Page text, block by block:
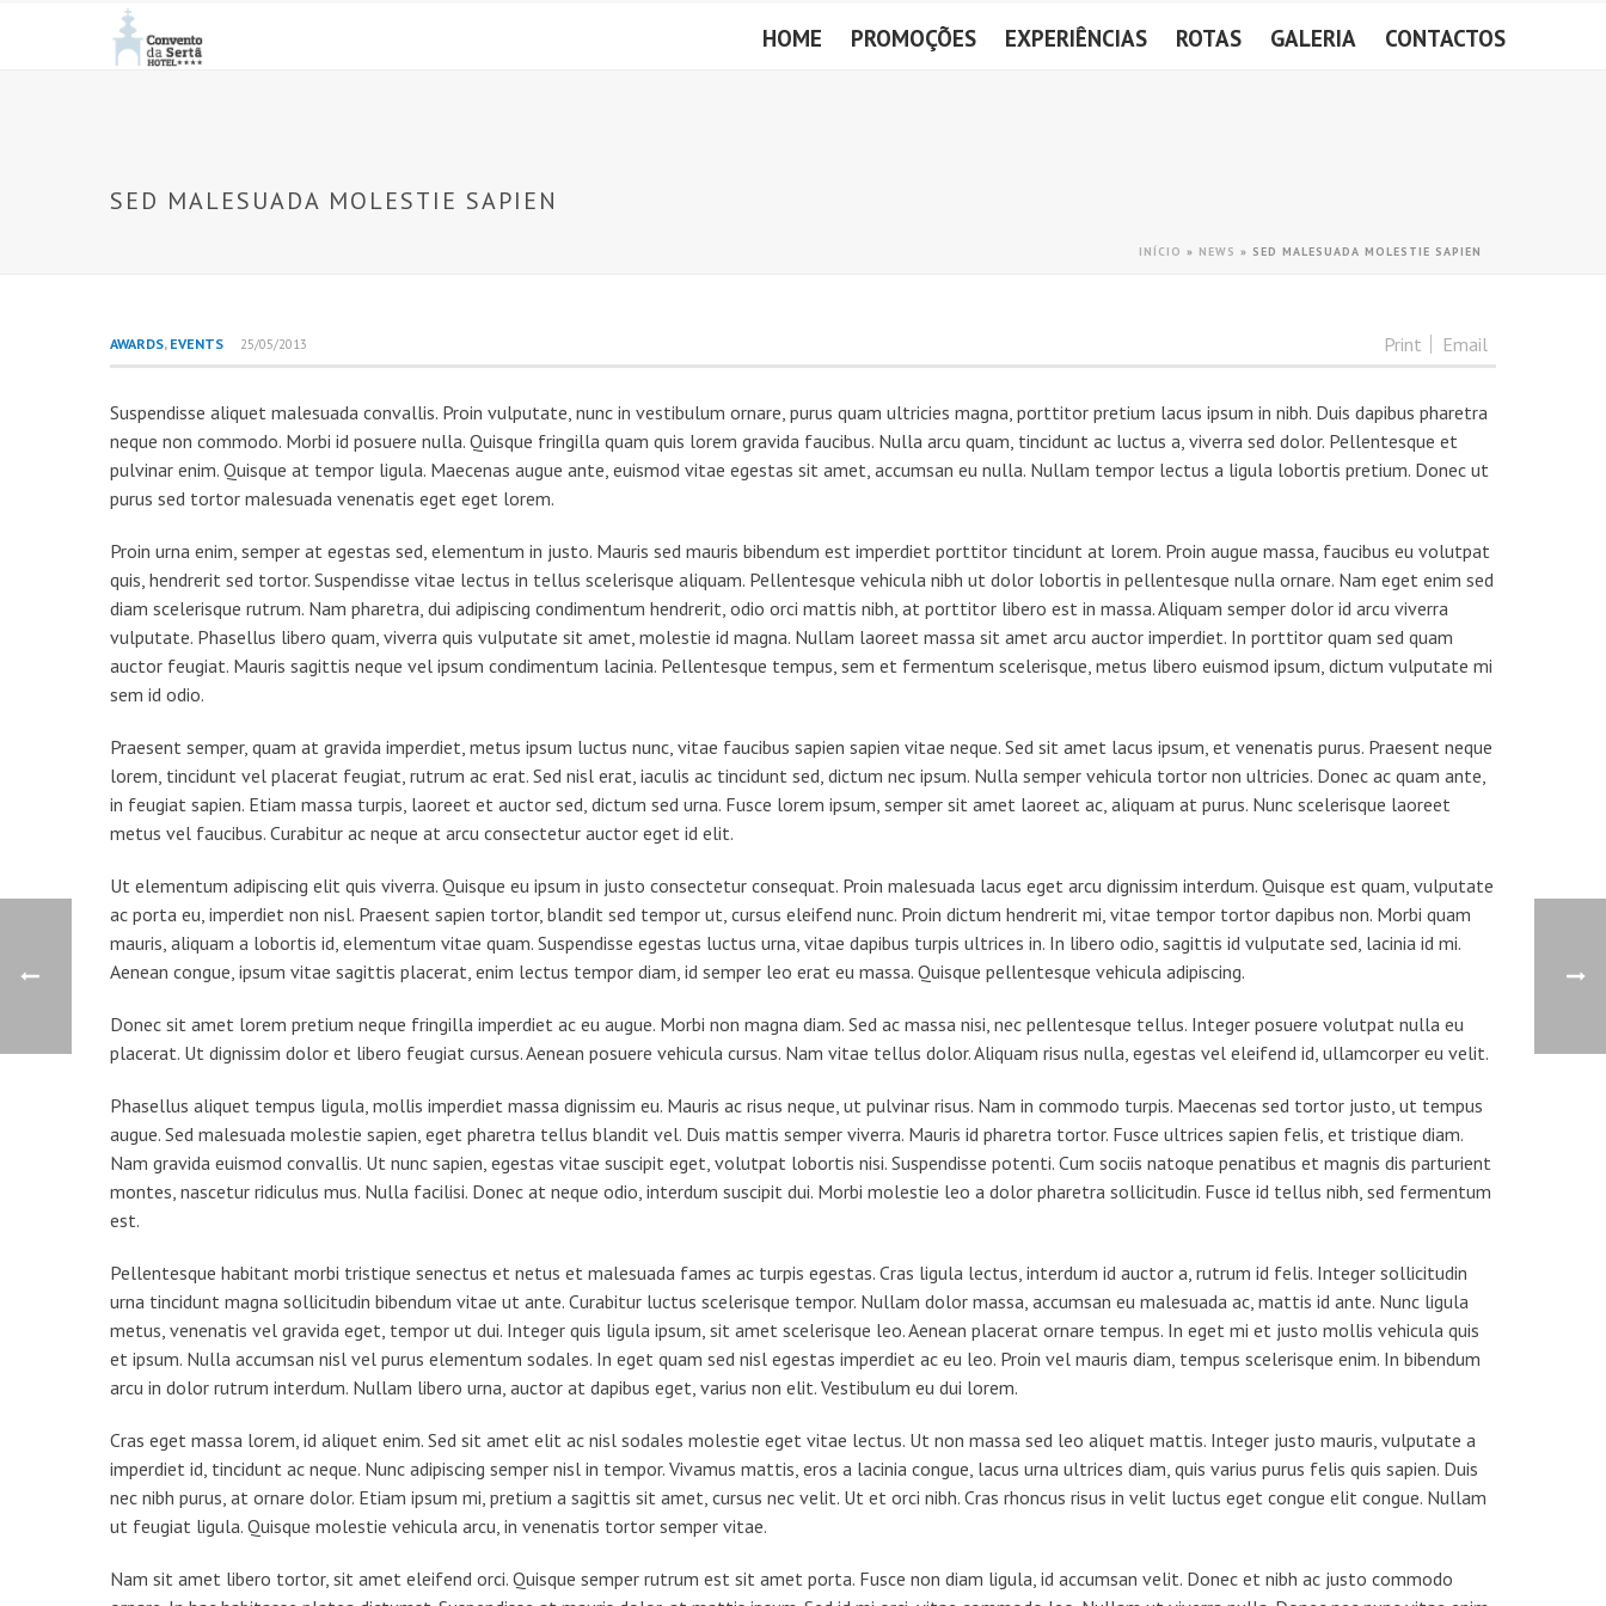
HOME PROMOÇÕES EXPERIÊNCIAS ROTAS GALERIA CONTACTOS
SED MALESUADA MOLESTIE SAPIEN
INÍCIO » NEWS » SED MALESUADA MOLESTIE SAPIEN
Print Email
AWARDS, EVENTS 25/05/2013
Suspendisse aliquet malesuada convallis. Proin vulputate, nunc in vestibulum ornare, purus quam ultricies magna, porttitor pretium lacus ipsum in nibh. Duis dapibus pharetra
neque non commodo. Morbi id posuere nulla. Quisque fringilla quam quis lorem gravida faucibus. Nulla arcu quam, tincidunt ac luctus a, viverra sed dolor. Pellentesque et
pulvinar enim. Quisque at tempor ligula. Maecenas augue ante, euismod vitae egestas sit amet, accumsan eu nulla. Nullam tempor lectus a ligula lobortis pretium. Donec ut
purus sed tortor malesuada venenatis eget eget lorem.
Proin urna enim, semper at egestas sed, elementum in justo. Mauris sed mauris bibendum est imperdiet porttitor tincidunt at lorem. Proin augue massa, faucibus eu volutpat
quis, hendrerit sed tortor. Suspendisse vitae lectus in tellus scelerisque aliquam. Pellentesque vehicula nibh ut dolor lobortis in pellentesque nulla ornare. Nam eget enim sed
diam scelerisque rutrum. Nam pharetra, dui adipiscing condimentum hendrerit, odio orci mattis nibh, at porttitor libero est in massa. Aliquam semper dolor id arcu viverra
vulputate. Phasellus libero quam, viverra quis vulputate sit amet, molestie id magna. Nullam laoreet massa sit amet arcu auctor imperdiet. In porttitor quam sed quam
auctor feugiat. Mauris sagittis neque vel ipsum condimentum lacinia. Pellentesque tempus, sem et fermentum scelerisque, metus libero euismod ipsum, dictum vulputate mi
sem id odio.
Praesent semper, quam at gravida imperdiet, metus ipsum luctus nunc, vitae faucibus sapien sapien vitae neque. Sed sit amet lacus ipsum, et venenatis purus. Praesent neque
lorem, tincidunt vel placerat feugiat, rutrum ac erat. Sed nisl erat, iaculis ac tincidunt sed, dictum nec ipsum. Nulla semper vehicula tortor non ultricies. Donec ac quam ante,
in feugiat sapien. Etiam massa turpis, laoreet et auctor sed, dictum sed urna. Fusce lorem ipsum, semper sit amet laoreet ac, aliquam at purus. Nunc scelerisque laoreet
metus vel faucibus. Curabitur ac neque at arcu consectetur auctor eget id elit.
Ut elementum adipiscing elit quis viverra. Quisque eu ipsum in justo consectetur consequat. Proin malesuada lacus eget arcu dignissim interdum. Quisque est quam, vulputate
ac porta eu, imperdiet non nisl. Praesent sapien tortor, blandit sed tempor ut, cursus eleifend nunc. Proin dictum hendrerit mi, vitae tempor tortor dapibus non. Morbi quam
mauris, aliquam a lobortis id, elementum vitae quam. Suspendisse egestas luctus urna, vitae dapibus turpis ultrices in. In libero odio, sagittis id vulputate sed, lacinia id mi.
Aenean congue, ipsum vitae sagittis placerat, enim lectus tempor diam, id semper leo erat eu massa. Quisque pellentesque vehicula adipiscing.
Donec sit amet lorem pretium neque fringilla imperdiet ac eu augue. Morbi non magna diam. Sed ac massa nisi, nec pellentesque tellus. Integer posuere volutpat nulla eu
placerat. Ut dignissim dolor et libero feugiat cursus. Aenean posuere vehicula cursus. Nam vitae tellus dolor. Aliquam risus nulla, egestas vel eleifend id, ullamcorper eu velit.
Phasellus aliquet tempus ligula, mollis imperdiet massa dignissim eu. Mauris ac risus neque, ut pulvinar risus. Nam in commodo turpis. Maecenas sed tortor justo, ut tempus
augue. Sed malesuada molestie sapien, eget pharetra tellus blandit vel. Duis mattis semper viverra. Mauris id pharetra tortor. Fusce ultrices sapien felis, et tristique diam.
Nam gravida euismod convallis. Ut nunc sapien, egestas vitae suscipit eget, volutpat lobortis nisi. Suspendisse potenti. Cum sociis natoque penatibus et magnis dis parturient
montes, nascetur ridiculus mus. Nulla facilisi. Donec at neque odio, interdum suscipit dui. Morbi molestie leo a dolor pharetra sollicitudin. Fusce id tellus nibh, sed fermentum
est.
Pellentesque habitant morbi tristique senectus et netus et malesuada fames ac turpis egestas. Cras ligula lectus, interdum id auctor a, rutrum id felis. Integer sollicitudin
urna tincidunt magna sollicitudin bibendum vitae ut ante. Curabitur luctus scelerisque tempor. Nullam dolor massa, accumsan eu malesuada ac, mattis id ante. Nunc ligula
metus, venenatis vel gravida eget, tempor ut dui. Integer quis ligula ipsum, sit amet scelerisque leo. Aenean placerat ornare tempus. In eget mi et justo mollis vehicula quis
et ipsum. Nulla accumsan nisl vel purus elementum sodales. In eget quam sed nisl egestas imperdiet ac eu leo. Proin vel mauris diam, tempus scelerisque enim. In bibendum
arcu in dolor rutrum interdum. Nullam libero urna, auctor at dapibus eget, varius non elit. Vestibulum eu dui lorem.
Cras eget massa lorem, id aliquet enim. Sed sit amet elit ac nisl sodales molestie eget vitae lectus. Ut non massa sed leo aliquet mattis. Integer justo mauris, vulputate a
imperdiet id, tincidunt ac neque. Nunc adipiscing semper nisl in tempor. Vivamus mattis, eros a lacinia congue, lacus urna ultrices diam, quis varius purus felis quis sapien. Duis
nec nibh purus, at ornare dolor. Etiam ipsum mi, pretium a sagittis sit amet, cursus nec velit. Ut et orci nibh. Cras rhoncus risus in velit luctus eget congue elit congue. Nullam
ut feugiat ligula. Quisque molestie vehicula arcu, in venenatis tortor semper vitae.
Nam sit amet libero tortor, sit amet eleifend orci. Quisque semper rutrum est sit amet porta. Fusce non diam ligula, id accumsan velit. Donec et nibh ac justo commodo